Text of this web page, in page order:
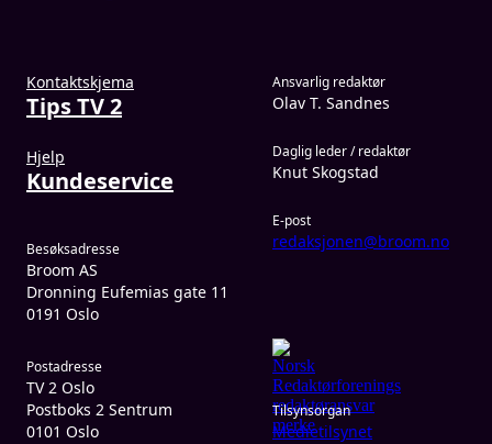
Kontaktskjema
Tips TV 2
Hjelp
Kundeservice
Ansvarlig redaktør
Olav T. Sandnes
Daglig leder / redaktør
Knut Skogstad
E-post
redaksjonen@broom.no
Besøksadresse
Broom AS
Dronning Eufemias gate 11
0191 Oslo
Tilsynsorgan
Medietilsynet
Postadresse
TV 2 Oslo
Postboks 2 Sentrum
0101 Oslo